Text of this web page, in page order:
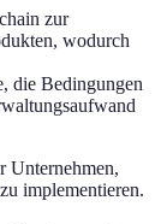
zur
wodurch
die Bedingungen
Unternehmen,
implementieren.